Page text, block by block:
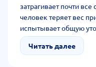
затрагивает почти
человек теряет вес
испытывает общую
жары. Он
частым стулом,
Читать далее